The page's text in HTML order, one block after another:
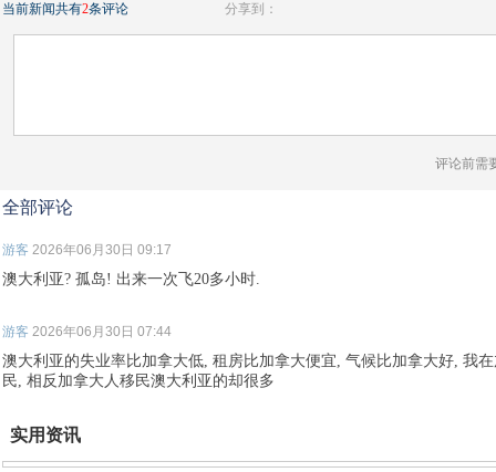
当前新闻共有2条评论 分享到：
评论前需
全部评论
游客 2026年06月30日 09:17
澳大利亚? 孤岛! 出来一次飞20多小时.
游客 2026年06月30日 07:44
澳大利亚的失业率比加拿大低, 租房比加拿大便宜, 气候比加拿大好, 我
民, 相反加拿大人移民澳大利亚的却很多
实用资讯